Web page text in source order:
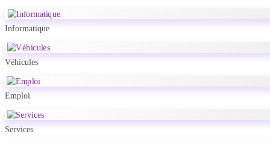
Informatique
Véhicules
Emploi
Services